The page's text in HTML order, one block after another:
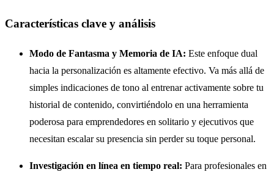
Características clave y análisis
Modo de Fantasma y Memoria de IA: Este enfoque dual
hacia la personalización es altamente efectivo. Va más allá de
simples indicaciones de tono al entrenar activamente sobre tu
historial de contenido, convirtiéndolo en una herramienta
poderosa para emprendedores en solitario y ejecutivos que
necesitan escalar su presencia sin perder su toque personal.
Investigación en línea en tiempo real: Para profesionales en